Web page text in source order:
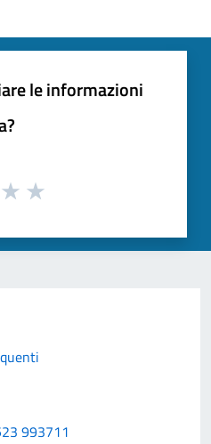
le informazioni
993711